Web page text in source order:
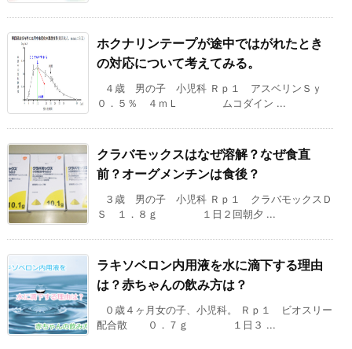
ホクナリンテープが途中ではがれたとき
の対応について考えてみる。
４歳 男の子 小児科 Ｒｐ１ アスベリンＳｙ
０．５％ ４ｍＬ ムコダイン ...
クラバモックスはなぜ溶解？なぜ食直
前？オーグメンチンは食後？
３歳 男の子 小児科 Ｒｐ１ クラバモックスＤ
Ｓ １．８ｇ １日２回朝夕 ...
ラキソベロン内用液を水に滴下する理由
は？赤ちゃんの飲み方は？
０歳４ヶ月女の子、小児科。 Ｒｐ１ ビオスリー
配合散 ０．７ｇ １日３ ...